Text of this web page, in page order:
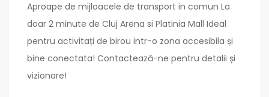
Aproape de mijloacele de transport in comun La
doar 2 minute de Cluj Arena si Platinia Mall Ideal
pentru activitați de birou intr-o zona accesibila și
bine conectata! Contactează-ne pentru detalii și
vizionare!